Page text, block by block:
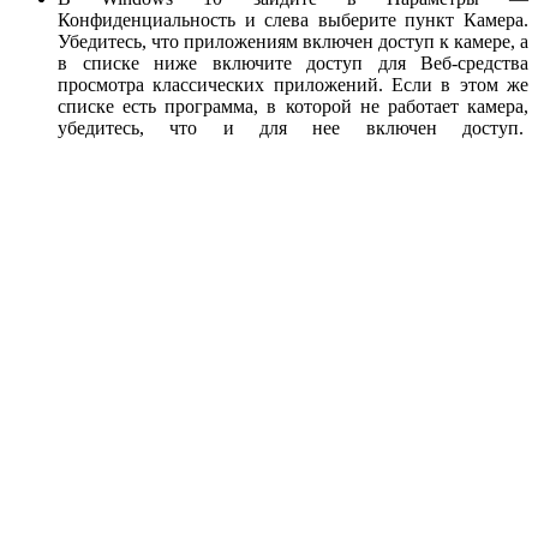
Конфиденциальность и слева выберите пункт Камера.
Убедитесь, что приложениям включен доступ к камере, а
в списке ниже включите доступ для Веб-средства
просмотра классических приложений. Если в этом же
списке есть программа, в которой не работает камера,
убедитесь, что и для нее включен доступ.